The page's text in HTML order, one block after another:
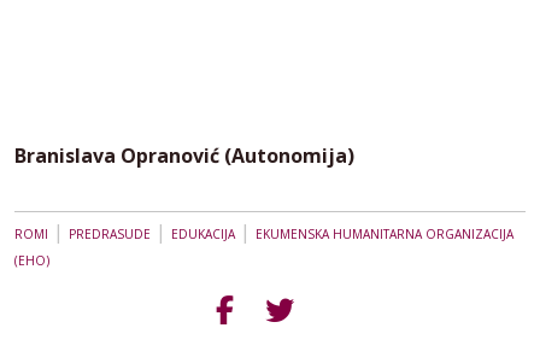
Branislava Opranović (Autonomija)
ROMI | PREDRASUDE | EDUKACIJA|
EKUMENSKA HUMANITARNA ORGANIZACIJA
(EHO)